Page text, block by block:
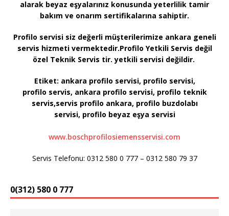
alarak beyaz eşyalarınız konusunda yeterlilik tamir
bakım ve onarım sertifikalarına sahiptir.
Profilo servisi siz değerli müşterilerimize ankara geneli
servis hizmeti vermektedir.Profilo Yetkili Servis değil
özel Teknik Servis tir. yetkili servisi değildir.
Etiket: ankara profilo servisi, profilo servisi,
profilo servis, ankara profilo servisi, profilo teknik
servis,servis profilo ankara, profilo buzdolabı
servisi, profilo beyaz eşya servisi
www.boschprofilosiemensservisi.com
Servis Telefonu: 0312 580 0 777 – 0312 580 79 37
0(312) 580 0 777